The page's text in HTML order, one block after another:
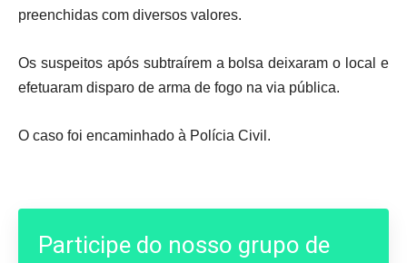
preenchidas com diversos valores.
Os suspeitos após subtraírem a bolsa deixaram o local e
efetuaram disparo de arma de fogo na via pública.
O caso foi encaminhado à Polícia Civil.
Participe do nosso grupo de